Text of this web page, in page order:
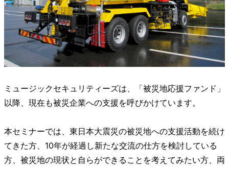
ミュージックセキュリティーズは、「被災地応援ファンド」
以降、現在も被災企業への支援を呼びかけています。
本セミナーでは、東日本大震災の被災地への支援活動を続け
てきた方、10年が経過し新たな交流の仕方を検討している
方、被災地の現状と自らができることを考えてみたい方、両